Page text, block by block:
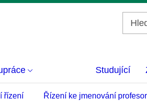
Studující
řízení Řízení ke jmenování